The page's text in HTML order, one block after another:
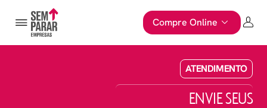
Compre Online
ATENDIMENTO
ENVIE SEUS